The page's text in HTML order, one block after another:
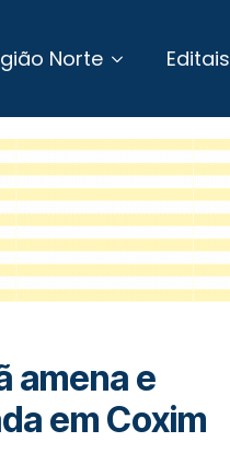
Norte Editais
amena e
em Coxim